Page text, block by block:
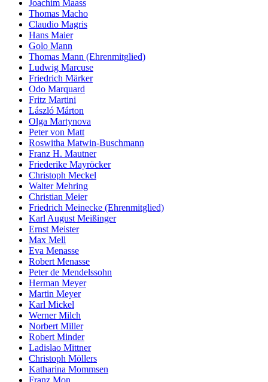
Joachim Maass
Thomas Macho
Claudio Magris
Hans Maier
Golo Mann
Thomas Mann (Ehrenmitglied)
Ludwig Marcuse
Friedrich Märker
Odo Marquard
Fritz Martini
László Márton
Olga Martynova
Peter von Matt
Roswitha Matwin-Buschmann
Franz H. Mautner
Friederike Mayröcker
Christoph Meckel
Walter Mehring
Christian Meier
Friedrich Meinecke (Ehrenmitglied)
Karl August Meißinger
Ernst Meister
Max Mell
Eva Menasse
Robert Menasse
Peter de Mendelssohn
Herman Meyer
Martin Meyer
Karl Mickel
Werner Milch
Norbert Miller
Robert Minder
Ladislao Mittner
Christoph Möllers
Katharina Mommsen
Franz Mon